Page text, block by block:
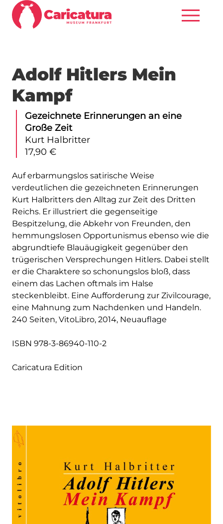
Adolf Hitlers Mein
Kampf
Gezeichnete Erinnerungen an eine
Große Zeit
Kurt Halbritter
17,90 €
Auf erbarmungslos satirische Weise
verdeutlichen die gezeichneten Erinnerungen
Kurt Halbritters den Alltag zur Zeit des Dritten
Reichs. Er illustriert die gegenseitige
Bespitzelung, die Abkehr von Freunden, den
hemmungslosen Opportunismus ebenso wie die
abgrundtiefe Blauäugigkeit gegenüber den
trügerischen Versprechungen Hitlers. Dabei stellt
er die Charaktere so schonungslos bloß, dass
einem das Lachen oftmals im Halse
steckenbleibt. Eine Aufforderung zur Zivilcourage,
eine Mahnung zum Nachdenken und Handeln.
240 Seiten, VitoLibro, 2014, Neuauflage
ISBN 978-3-86940-110-2
Caricatura Edition